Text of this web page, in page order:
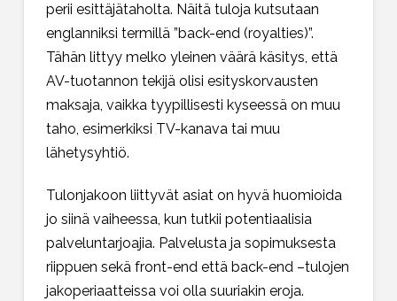
perii esittäjätaholta. Näitä tuloja kutsutaan
englanniksi termillä ”back-end (royalties)”.
Tähän littyy melko yleinen väärä käsitys, että
AV-tuotannon tekijä olisi esityskorvausten
maksaja, vaikka tyypillisesti kyseessä on muu
taho, esimerkiksi TV-kanava tai muu
lähetysyhtiö.
Tulonjakoon liittyvät asiat on hyvä huomioida
jo siinä vaiheessa, kun tutkii potentiaalisia
palveluntarjoajia. Palvelusta ja sopimuksesta
riippuen sekä front-end että back-end –tulojen
jakoperiaatteissa voi olla suuriakin eroja.